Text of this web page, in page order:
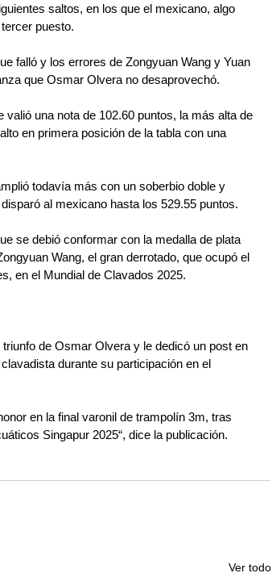
saltos, en los que el mexicano, algo
puesto.
falló y los errores de Zongyuan Wang y Yuan
que Osmar Olvera no desaprovechó.
una nota de 102.60 puntos, la más alta de
en primera posición de la tabla con una
todavía más con un soberbio doble y
al mexicano hasta los 529.55 puntos.
se debió conformar con la medalla de plata
Wang, el gran derrotado, que ocupó el
en el Mundial de Clavados 2025.
de Osmar Olvera y le dedicó un post en
durante su participación en el
en la final varonil de trampolín 3m, tras
Singapur 2025“, dice la publicación.
Ver todo